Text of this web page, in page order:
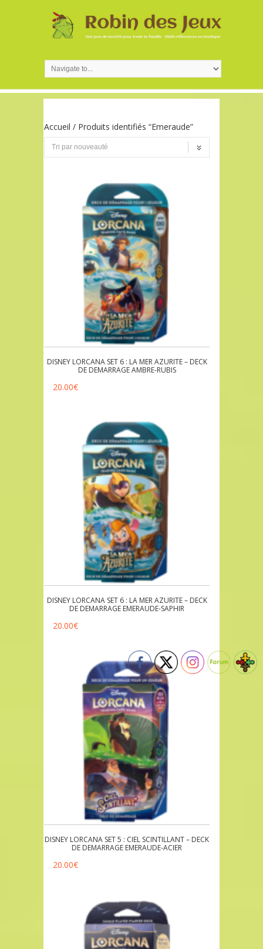
Accueil / Produits identifiés “Emeraude”
DISNEY LORCANA SET 6 : LA MER AZURITE – DECK
DE DEMARRAGE AMBRE-RUBIS
20.00€
DISNEY LORCANA SET 6 : LA MER AZURITE – DECK
DE DEMARRAGE EMERAUDE-SAPHIR
20.00€
DISNEY LORCANA SET 5 : CIEL SCINTILLANT – DECK
DE DEMARRAGE EMERAUDE-ACIER
20.00€